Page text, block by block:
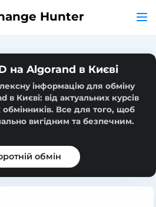
Hunter
на Algorand в Києві
інформацію для обміну
в Києві: від актуальних курсів
Все для того, щоб
вигідним та безпечним.
обмін